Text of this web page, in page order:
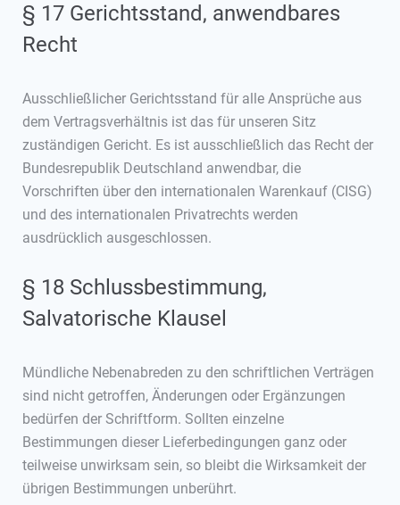
§ 17 Gerichtsstand, anwendbares
Recht
Ausschließlicher Gerichtsstand für alle Ansprüche aus
dem Vertragsverhältnis ist das für unseren Sitz
zuständigen Gericht. Es ist ausschließlich das Recht der
Bundesrepublik Deutschland anwendbar, die
Vorschriften über den internationalen Warenkauf (CISG)
und des internationalen Privatrechts werden
ausdrücklich ausgeschlossen.
§ 18 Schlussbestimmung,
Salvatorische Klausel
Mündliche Nebenabreden zu den schriftlichen Verträgen
sind nicht getroffen, Änderungen oder Ergänzungen
bedürfen der Schriftform. Sollten einzelne
Bestimmungen dieser Lieferbedingungen ganz oder
teilweise unwirksam sein, so bleibt die Wirksamkeit der
übrigen Bestimmungen unberührt.